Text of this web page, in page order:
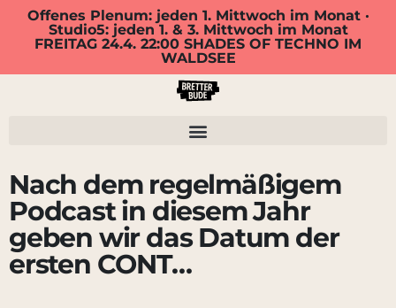
Offenes Plenum: jeden 1. Mittwoch im Monat ·
Studio5: jeden 1. & 3. Mittwoch im Monat
FREITAG 24.4. 22:00 SHADES OF TECHNO IM
WALDSEE
Nach dem regelmäßigem
Podcast in diesem Jahr
geben wir das Datum der
ersten CONT…